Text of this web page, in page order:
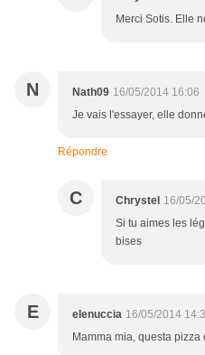
Merci Sotis. Elle
N Nath09 16/05/2014 16:06
Je vais l'essayer, elle
Répondre
C Chrystel 16/05/
Si tu aimes les
bises
E elenuccia 16/05/2014
Mamma mia, questa